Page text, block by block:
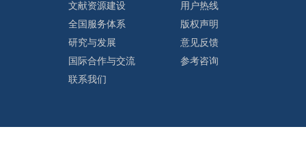
文献资源建设
全国服务体系
研究与发展
国际合作与交流
联系我们
用户热线
版权声明
意见反馈
参考咨询